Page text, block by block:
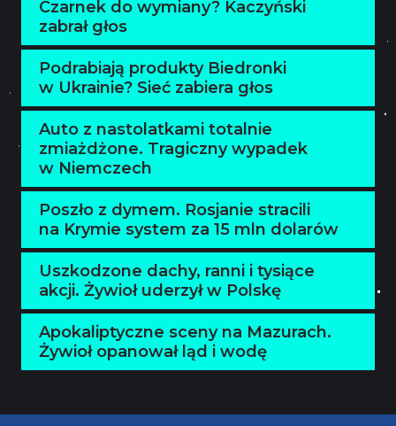
Czarnek do wymiany? Kaczyński
zabrał głos
Podrabiają produkty Biedronki
w Ukrainie? Sieć zabiera głos
Auto z nastolatkami totalnie
zmiażdżone. Tragiczny wypadek
w Niemczech
Poszło z dymem. Rosjanie stracili
na Krymie system za 15 mln dolarów
Uszkodzone dachy, ranni i tysiące
akcji. Żywioł uderzył w Polskę
Apokaliptyczne sceny na Mazurach.
Żywioł opanował ląd i wodę